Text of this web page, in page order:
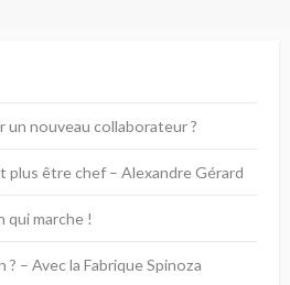
un nouveau collaborateur ?
plus être chef – Alexandre Gérard
qui marche !
– Avec la Fabrique Spinoza